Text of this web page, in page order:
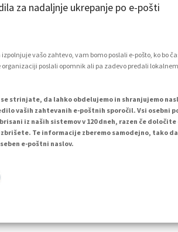
za nadaljnje ukrepanje po e-pošti
vašo zahtevo, vam bomo poslali e-pošto, ko bo
poslali opomnik ali pa zadevo predali
strinjate, da lahko obdelujemo in shranjujemo
vaših zahtevanih e-poštnih sporočil. Vsi osebni
iz naših sistemov v 120 dneh, razen če
Te informacije zberemo samodejno, tako da
e-poštni naslov.